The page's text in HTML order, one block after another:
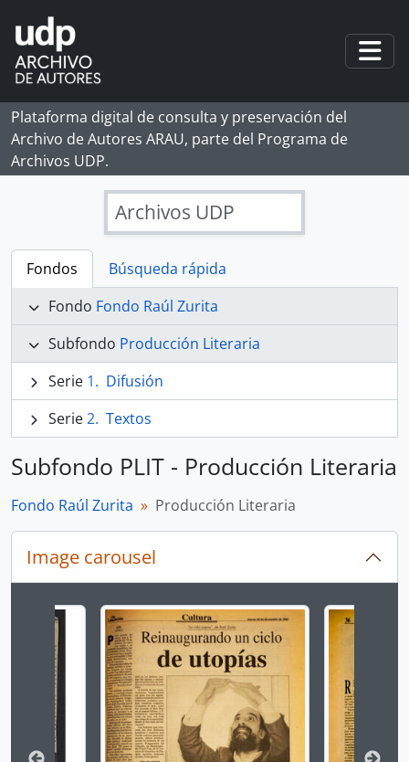
Skip to main content
Plataforma digital de consulta y preservación del
Archivo de Autores ARAU, parte del Programa de
Archivos UDP.
Archivos UDP
Fondos
Búsqueda rápida
Fondo Fondo Raúl Zurita
Subfondo Producción Literaria
Serie
Difusión
Serie
Textos
Subfondo PLIT - Producción Literaria
Fondo Raúl Zurita Producción Literaria
Image carousel
Changing the current slide of this carousel will